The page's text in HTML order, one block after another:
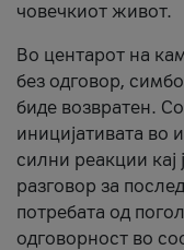
човечкиот живот.
Во центарот на
без одговор,
биде возвратен.
иницијативата во
силни реакции кај
разговор за
потребата од
одговорност во